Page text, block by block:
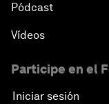
Pódcast
Vídeos
Participe en el
Iniciar sesión